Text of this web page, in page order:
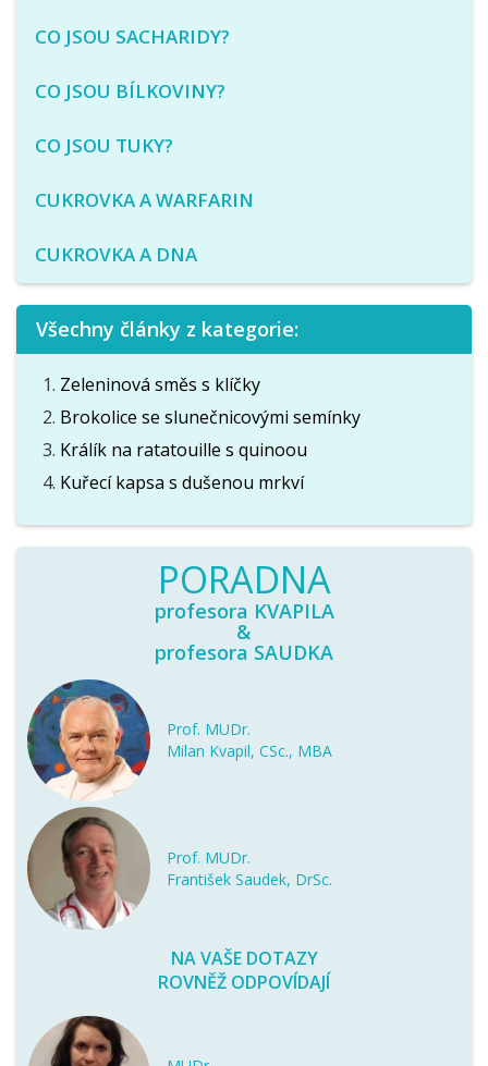
CO JSOU SACHARIDY?
CO JSOU BÍLKOVINY?
CO JSOU TUKY?
CUKROVKA A WARFARIN
CUKROVKA A DNA
Všechny články z kategorie:
Zeleninová směs s klíčky
Brokolice se slunečnicovými semínky
Králík na ratatouille s quinoou
Kuřecí kapsa s dušenou mrkví
PORADNA
profesora KVAPILA
&
profesora SAUDKA
Prof. MUDr.
Milan Kvapil, CSc., MBA
Prof. MUDr.
František Saudek, DrSc.
NA VAŠE DOTAZY
ROVNĚŽ ODPOVÍDAJÍ